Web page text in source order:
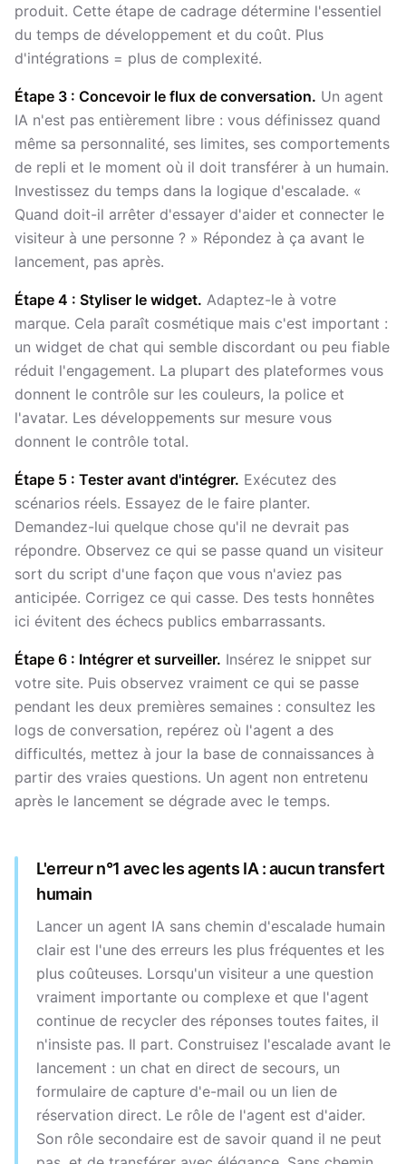
produit. Cette étape de cadrage détermine l'essentiel
du temps de développement et du coût. Plus
d'intégrations = plus de complexité.
Étape 3 : Concevoir le flux de conversation. Un agent
IA n'est pas entièrement libre : vous définissez quand
même sa personnalité, ses limites, ses comportements
de repli et le moment où il doit transférer à un humain.
Investissez du temps dans la logique d'escalade. «
Quand doit-il arrêter d'essayer d'aider et connecter le
visiteur à une personne ? » Répondez à ça avant le
lancement, pas après.
Étape 4 : Styliser le widget. Adaptez-le à votre
marque. Cela paraît cosmétique mais c'est important :
un widget de chat qui semble discordant ou peu fiable
réduit l'engagement. La plupart des plateformes vous
donnent le contrôle sur les couleurs, la police et
l'avatar. Les développements sur mesure vous
donnent le contrôle total.
Étape 5 : Tester avant d'intégrer. Exécutez des
scénarios réels. Essayez de le faire planter.
Demandez-lui quelque chose qu'il ne devrait pas
répondre. Observez ce qui se passe quand un visiteur
sort du script d'une façon que vous n'aviez pas
anticipée. Corrigez ce qui casse. Des tests honnêtes
ici évitent des échecs publics embarrassants.
Étape 6 : Intégrer et surveiller. Insérez le snippet sur
votre site. Puis observez vraiment ce qui se passe
pendant les deux premières semaines : consultez les
logs de conversation, repérez où l'agent a des
difficultés, mettez à jour la base de connaissances à
partir des vraies questions. Un agent non entretenu
après le lancement se dégrade avec le temps.
L'erreur n°1 avec les agents IA : aucun transfert
humain
Lancer un agent IA sans chemin d'escalade humain
clair est l'une des erreurs les plus fréquentes et les
plus coûteuses. Lorsqu'un visiteur a une question
vraiment importante ou complexe et que l'agent
continue de recycler des réponses toutes faites, il
n'insiste pas. Il part. Construisez l'escalade avant le
lancement : un chat en direct de secours, un
formulaire de capture d'e-mail ou un lien de
réservation direct. Le rôle de l'agent est d'aider.
Son rôle secondaire est de savoir quand il ne peut